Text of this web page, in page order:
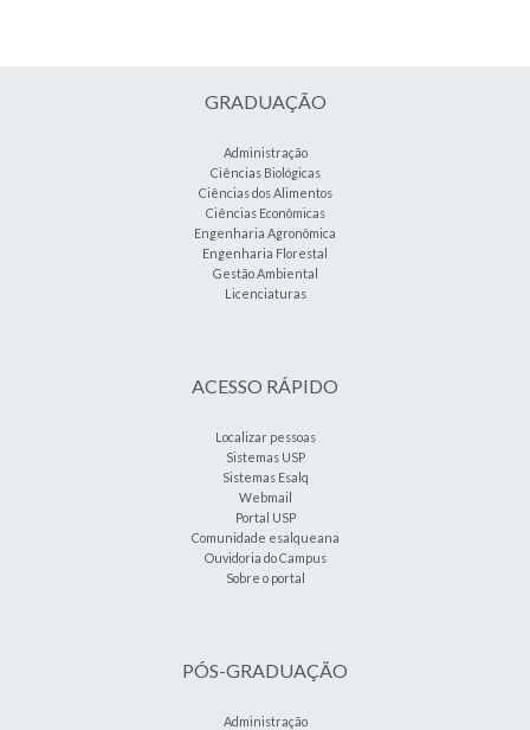
GRADUAÇÃO
Administração
Ciências Biológicas
Ciências dos Alimentos
Ciências Econômicas
Engenharia Agronômica
Engenharia Florestal
Gestão Ambiental
Licenciaturas
ACESSO RÁPIDO
Localizar pessoas
Sistemas USP
Sistemas Esalq
Webmail
Portal USP
Comunidade esalqueana
Ouvidoria do Campus
Sobre o portal
PÓS-GRADUAÇÃO
Administração